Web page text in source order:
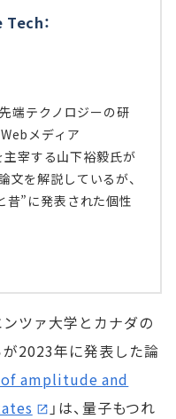
：
端テクノロジーの研
メディア
主宰する山下裕毅氏が
文を解説しているが、
昔”に発表された個性
ンツァ大学とカナダの
2023年に発表した論
amplitude and
」は、量子もつれ